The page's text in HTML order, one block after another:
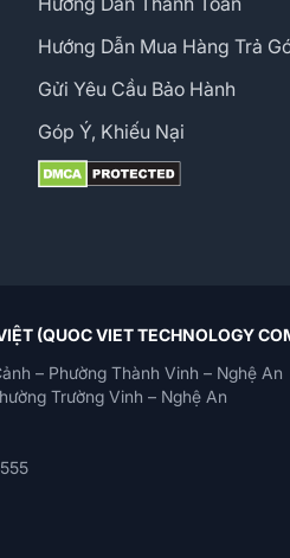
Hướng Dẫn Mua Hàng Trả
Gửi Yêu Cầu Bảo Hành
Góp Ý, Khiếu Nại
(QUOC VIET TECHNOLOGY
– Phường Thành Vinh – Nghệ An
Trường Vinh – Nghệ An